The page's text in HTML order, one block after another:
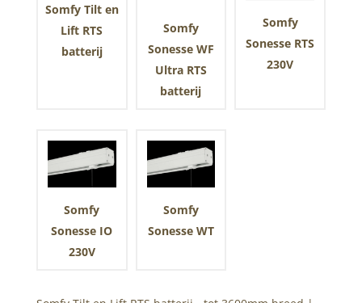
Somfy Tilt en
Lift RTS
batterij
Somfy
Sonesse WF
Ultra RTS
batterij
Somfy
Sonesse RTS
230V
Somfy
Sonesse IO
230V
Somfy
Sonesse WT